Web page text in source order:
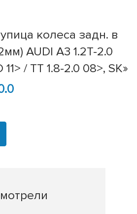
колеса задн. в
AUDI A3 1.2T-2.0
/ TT 1.8-2.0 08>, SK»